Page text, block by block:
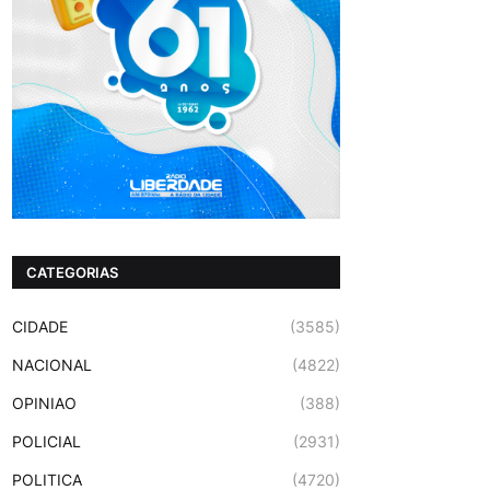
CATEGORIAS
CIDADE (3585)
NACIONAL (4822)
OPINIAO (388)
POLICIAL (2931)
POLITICA (4720)